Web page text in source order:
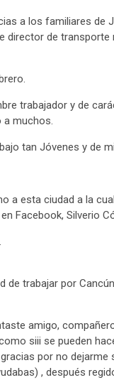
a los familiares de
director de
trabajador y de
a muchos.
tan Jóvenes y de
a esta ciudad a la
Facebook, Silverio
de trabajar por
amigo,
siii se pueden
por no
, después